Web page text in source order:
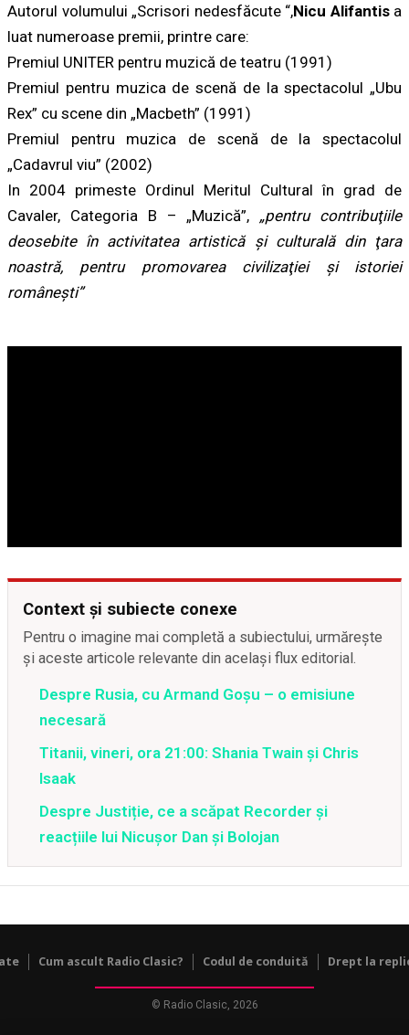
Autorul volumului „Scrisori nedesfăcute “,Nicu Alifantis a
luat numeroase premii, printre care:
Premiul UNITER pentru muzică de teatru (1991)
Premiul pentru muzica de scenă de la spectacolul „Ubu
Rex” cu scene din „Macbeth” (1991)
Premiul pentru muzica de scenă de la spectacolul
„Cadavrul viu” (2002)
In 2004 primeste Ordinul Meritul Cultural în grad de
Cavaler, Categoria B – „Muzică”, „pentru contribuţiile
deosebite în activitatea artistică şi culturală din ţara
noastră, pentru promovarea civilizaţiei şi istoriei
româneşti”
Context și subiecte conexe
Pentru o imagine mai completă a subiectului, urmărește
și aceste articole relevante din același flux editorial.
Despre Rusia, cu Armand Goșu – o emisiune
necesară
Titanii, vineri, ora 21:00: Shania Twain și Chris
Isaak
Despre Justiție, ce a scăpat Recorder și
reacțiile lui Nicușor Dan și Bolojan
Cum ascult Radio Clasic? Codul de conduită Drept la
© Radio Clasic, 2026